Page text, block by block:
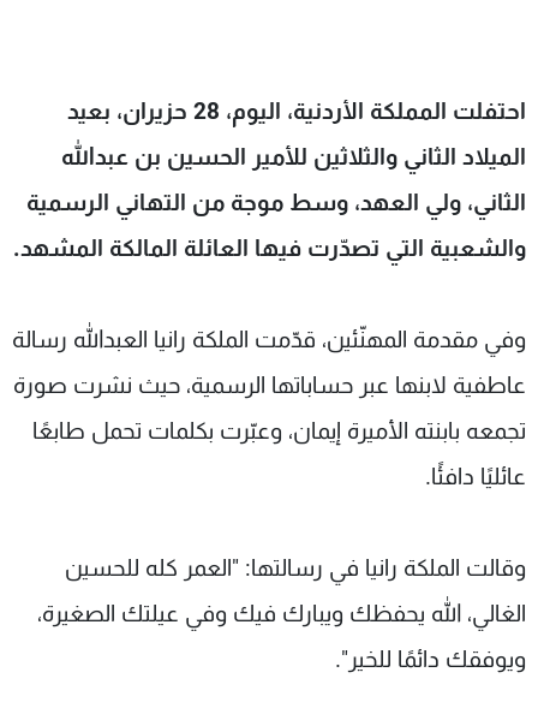
احتفلت المملكة الأردنية، اليوم، 28 حزيران، بعيد
الميلاد الثاني والثلاثين للأمير الحسين بن عبدالله
الثاني، ولي العهد، وسط موجة من التهاني الرسمية
والشعبية التي تصدّرت فيها العائلة المالكة المشهد.
وفي مقدمة المهنّئين، قدّمت الملكة رانيا العبدالله رسالة
عاطفية لابنها عبر حساباتها الرسمية، حيث نشرت صورة
تجمعه بابنته الأميرة إيمان، وعبّرت بكلمات تحمل طابعًا
عائليًا دافئًا.
وقالت الملكة رانيا في رسالتها: "العمر كله للحسين
الغالي، الله يحفظك ويبارك فيك وفي عيلتك الصغيرة،
ويوفقك دائمًا للخير".
عن MTV
الإنـتـاج
لاعلاناتكم
وظائف
تواصل معنا
شروط الإسـتخدام
سياسة الخصوصية